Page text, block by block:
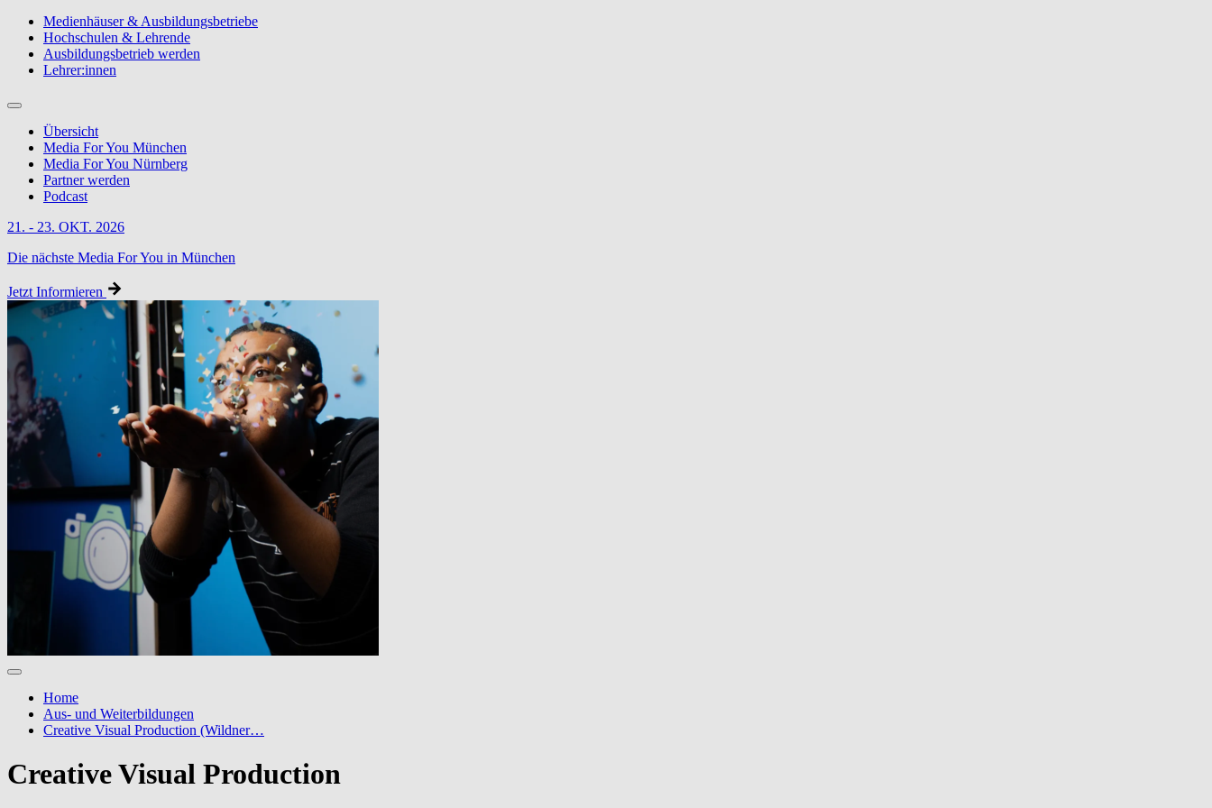
Medienhäuser & Ausbildungsbetriebe
Hochschulen & Lehrende
Ausbildungsbetrieb werden
Lehrer:innen
Übersicht
Media For You München
Media For You Nürnberg
Partner werden
Podcast
21. - 23. OKT. 2026
Die nächste Media For You in München
Jetzt Informieren
Home
Aus- und Weiterbildungen
Creative Visual Production (Wildner…
Creative Visual Production